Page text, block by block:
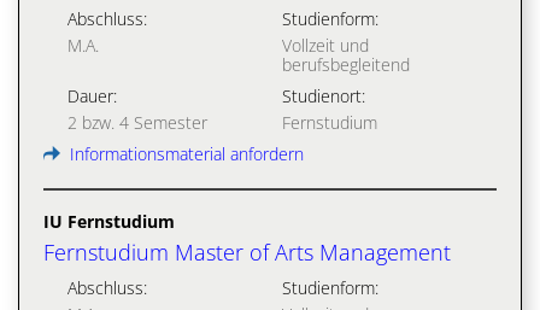
Abschluss:
M.A.
Studienform:
Vollzeit und
berufsbegleitend
Dauer:
2 bzw. 4 Semester
Studienort:
Fernstudium
Informationsmaterial anfordern
IU Fernstudium
Fernstudium Master of Arts Management
Abschluss:
Studienform: